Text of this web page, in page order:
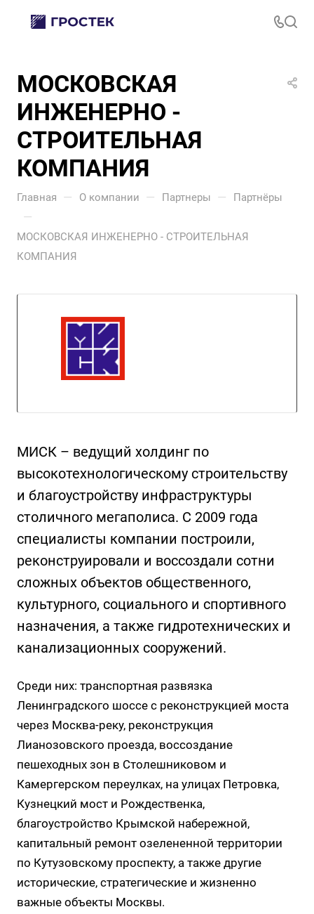
МОСКОВСКАЯ
ИНЖЕНЕРНО -
СТРОИТЕЛЬНАЯ
КОМПАНИЯ
Главная — О компании — Партнеры — Партнёры
—
МОСКОВСКАЯ ИНЖЕНЕРНО - СТРОИТЕЛЬНАЯ
КОМПАНИЯ
МИСК – ведущий холдинг по
высокотехнологическому строительству
и благоустройству инфраструктуры
столичного мегаполиса. C 2009 года
специалисты компании построили,
реконструировали и воссоздали сотни
сложных объектов общественного,
культурного, социального и спортивного
назначения, а также гидротехнических и
канализационных сооружений.
Среди них: транспортная развязка
Ленинградского шоссе с реконструкцией моста
через Москва-реку, реконструкция
Лианозовского проезда, воссоздание
пешеходных зон в Столешниковом и
Камергерском переулках, на улицах Петровка,
Кузнецкий мост и Рождественка,
благоустройство Крымской набережной,
капитальный ремонт озелененной территории
по Кутузовскому проспекту, а также другие
исторические, стратегические и жизненно
важные объекты Москвы.